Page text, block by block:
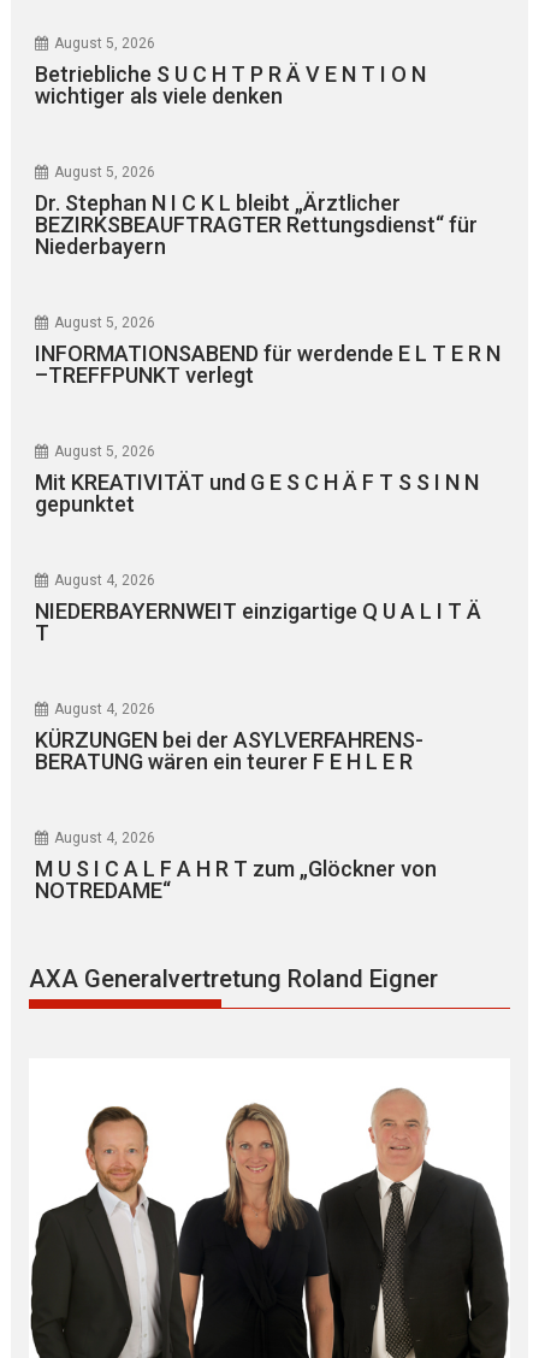
August 5, 2026
Betriebliche S U C H T P R Ä V E N T I O N
wichtiger als viele denken
August 5, 2026
Dr. Stephan N I C K L bleibt „Ärztlicher
BEZIRKSBEAUFTRAGTER Rettungsdienst“ für
Niederbayern
August 5, 2026
INFORMATIONSABEND für werdende E L T E R N
–TREFFPUNKT verlegt
August 5, 2026
Mit KREATIVITÄT und G E S C H Ä F T S S I N N
gepunktet
August 4, 2026
NIEDERBAYERNWEIT einzigartige Q U A L I T Ä
T
August 4, 2026
KÜRZUNGEN bei der ASYLVERFAHRENS-
BERATUNG wären ein teurer F E H L E R
August 4, 2026
M U S I C A L F A H R T zum „Glöckner von
NOTREDAME“
AXA Generalvertretung Roland Eigner